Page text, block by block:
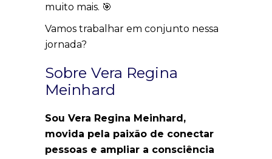
muito mais. 🎯
Vamos trabalhar em conjunto nessa
jornada?
Sobre Vera Regina
Meinhard
Sou Vera Regina Meinhard,
movida pela paixão de conectar
pessoas e ampliar a consciência